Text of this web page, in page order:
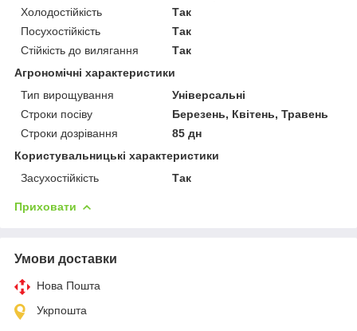
Холодостійкість
Так
Посухостійкість
Так
Стійкість до вилягання
Так
Агрономічні характеристики
Тип вирощування
Універсальні
Строки посіву
Березень, Квітень, Травень
Строки дозрівання
85 дн
Користувальницькі характеристики
Засухостійкість
Так
Приховати
Умови доставки
Нова Пошта
Укрпошта